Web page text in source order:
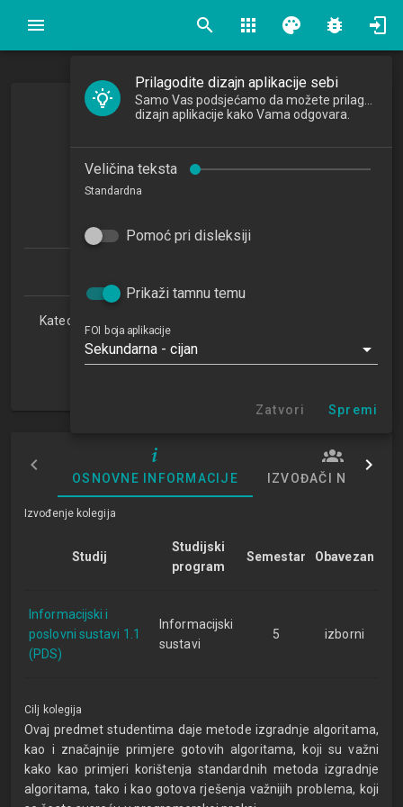
search apps palette bug_report
Algoritmi
Algorithms
2016/2017
Katedra za teorijske i primijenjene osnove informacijskih
znanosti
RI
OSNOVNE INFORMACIJE IZVOĐAČI NASTAVE
Izvođenje kolegija
Studij
Studijski
program
Semestar Obavezan
Informacijski i
poslovni sustavi 1.1
(PDS)
Informacijski
sustavi
5 izborni
Cilj kolegija
Ovaj predmet studentima daje metode izgradnje algoritama,
kao i značajnije primjere gotovih algoritama, koji su važni
kako kao primjeri korištenja standardnih metoda izgradnje
algoritama, tako i kao gotova rješenja važnijih problema, koji
Prilagodite dizajn aplikacije sebi
dizajn aplikacije kako Vama odgovara.
Veličina teksta
Standardna
Pomoć pri disleksiji
Prikaži tamnu temu
FOI boja aplikacije
Sekundarna - cijan
Zatvori Spremi